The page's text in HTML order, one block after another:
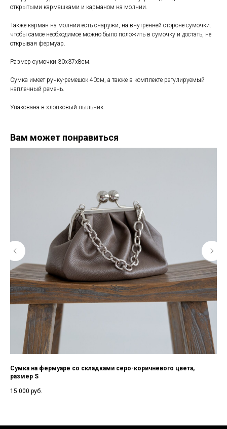
открытыми кармашками и карманом на молнии.
Также карман на молнии есть снаружи, на внутренней стороне сумочки.
чтобы самое необходимое можно было положить в сумочку и достать, не
открывая фермуар.
Размер сумочки 30х37х8см.
Сумка имеет ручку-ремешок 40см, а также в комплекте регулируемый
наплечный ремень.
Упакована в хлопковый пыльник.
Вам может понравиться
Сумка на фермуаре со складками серо-коричневого цвета,
размер S
15 000 руб.